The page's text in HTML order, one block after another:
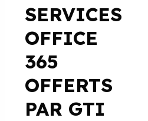
SERVICES
OFFICE
365
OFFERTS
PAR GTI